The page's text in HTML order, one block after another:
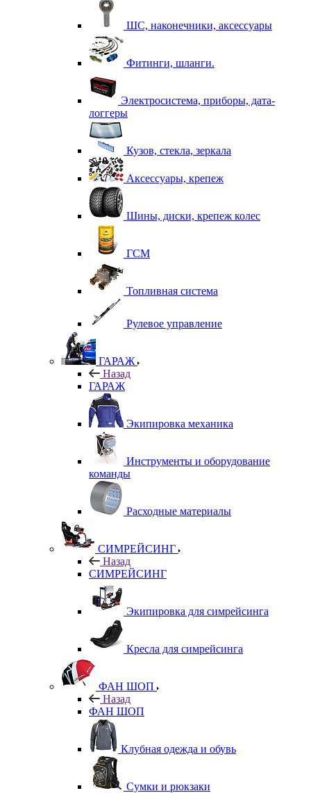
ШС, наконечники, аксессуары
Фитинги, шланги.
Электросистема, приборы, дата-
логгеры
Кузов, стекла, зеркала
Аксессуары, крепеж
Шины, диски, крепеж колес
ГСМ
Топливная система
Рулевое управление
ГАРАЖ
Назад
ГАРАЖ
Экипировка механика
Инструменты и оборудование
команды
Расходные материалы
СИМРЕЙСИНГ
Назад
СИМРЕЙСИНГ
Экипировка для симрейсинга
Кресла для симрейсинга
ФАН ШОП
Назад
ФАН ШОП
Клубная одежда и обувь
Сумки и рюкзаки